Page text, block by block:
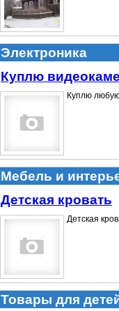
Электроника
Куплю
Куплю
Мебель и
Детская кровать
Детская
Товары для